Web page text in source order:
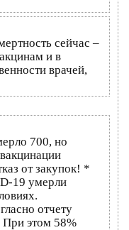
сейчас –
и в
врачей,
700, но
от закупок! *
19 умерли
отчету
При этом 58%